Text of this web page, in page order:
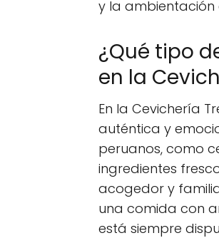
y la
¿Qué tipo
en la
En la Cevichería
auténtica y
peruanos, como
ingredientes
acogedor y
una comida con
está siempre